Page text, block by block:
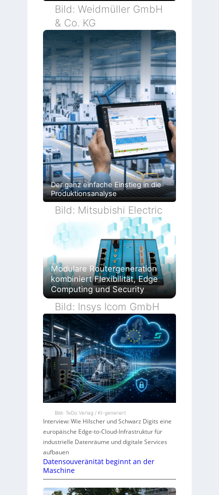
Bild: Weidmüller GmbH
& Co. KG
Der ganz einfache Einstieg in die
Produktionsanalyse
Bild: Mitsubishi Electric
Modulare Routergeneration
kombiniert Flexibilität, Edge
Computing und Security
Bild: Insys Icom GmbH
Bild: TeDo Verlag / KI-generiert
Interview: Wie Hilscher und Schwarz Digits eine
europäische Edge-to-Cloud-Infrastruktur für
industrielle Datenräume und digitale Services
aufbauen
Datensouveränität beginnt an der
Maschine